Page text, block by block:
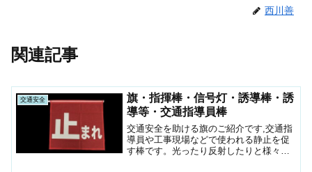
西川善
関連記事
交通安全
旗・指揮棒・信号灯・誘導棒・誘
導等・交通指導員棒
交通安全を助ける旗のご紹介です,交通指
導員や工事現場などで使われる静止を促
す棒です。光ったり反射したりと様々で